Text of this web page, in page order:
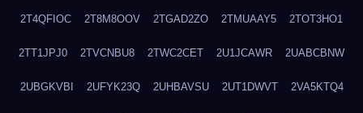
2T4QFIOC 2T8M8OOV 2TGAD2ZO 2TMUAAY5 2TOT3HO1
2TT1JPJ0 2TVCNBU8 2TWC2CET 2U1JCAWR 2UABCBNW
2UBGKVBI 2UFYK23Q 2UHBAVSU 2UT1DWVT 2VA5KTQ4